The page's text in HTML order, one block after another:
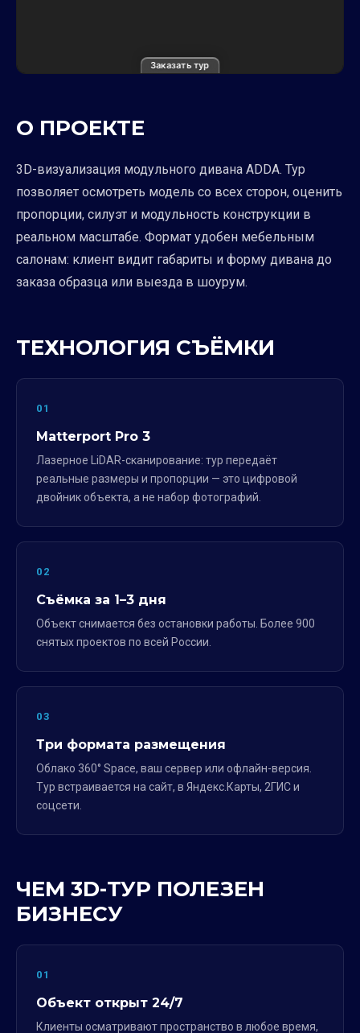
Заказать тур
О ПРОЕКТЕ
3D-визуализация модульного дивана ADDA. Тур
позволяет осмотреть модель со всех сторон, оценить
пропорции, силуэт и модульность конструкции в
реальном масштабе. Формат удобен мебельным
салонам: клиент видит габариты и форму дивана до
заказа образца или выезда в шоурум.
ТЕХНОЛОГИЯ СЪЁМКИ
01
Matterport Pro 3
Лазерное LiDAR-сканирование: тур передаёт
реальные размеры и пропорции — это цифровой
двойник объекта, а не набор фотографий.
02
Съёмка за 1–3 дня
Объект снимается без остановки работы. Более 900
снятых проектов по всей России.
03
Три формата размещения
Облако 360° Space, ваш сервер или офлайн-версия.
Тур встраивается на сайт, в Яндекс.Карты, 2ГИС и
соцсети.
ЧЕМ 3D-ТУР ПОЛЕЗЕН
БИЗНЕСУ
01
Объект открыт 24/7
Клиенты осматривают пространство в любое время,